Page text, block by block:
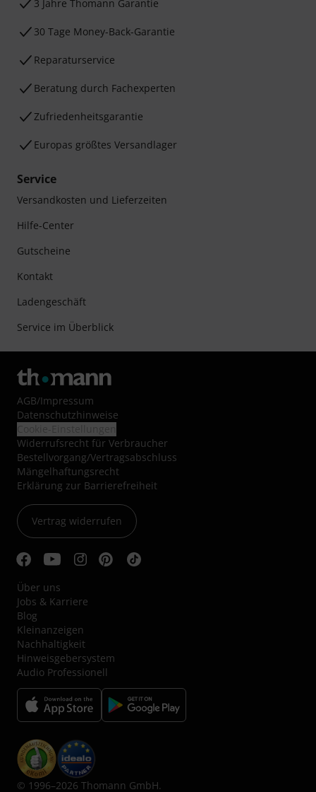
3 Jahre Thomann Garantie
30 Tage Money-Back-Garantie
Reparaturservice
Beratung durch Fachexperten
Zufriedenheitsgarantie
Europas größtes Versandlager
Service
Versandkosten und Lieferzeiten
Hilfe-Center
Gutscheine
Kontakt
Ladengeschäft
Service im Überblick
AGB/Impressum
Datenschutzhinweise
Widerrufsrecht für Verbraucher
Bestellvorgang/Vertragsabschluss
Mängelhaftungsrecht
Erklärung zur Barrierefreiheit
Vertrag widerrufen
Über uns
Jobs & Karriere
Blog
Kleinanzeigen
Nachhaltigkeit
Hinweisgebersystem
Audio Professionell
© 1996–2026 Thomann GmbH.